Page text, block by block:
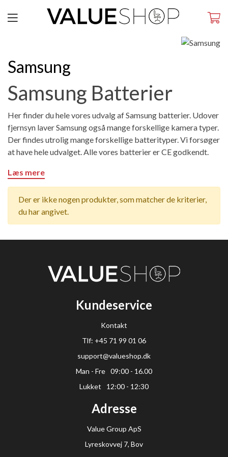
Samsung
Samsung Batterier
Her finder du hele vores udvalg af Samsung batterier. Udover
fjernsyn laver Samsung også mange forskellige kamera typer.
Der findes utrolig mange forskellige batterityper. Vi forsøger
at have hele udvalget. Alle vores batterier er CE godkendt.
Læs mere
Der er ikke nogen produkter, som matcher de kriterier,
du har angivet.
Kundeservice
Kontakt
Tlf: +45 71 99 01 06
support@valueshop.dk
Man - Fre 09:00 - 16.00
Lukket
12:00 - 12:30
Adresse
Value Group ApS
Lyreskovvej 7, Bov